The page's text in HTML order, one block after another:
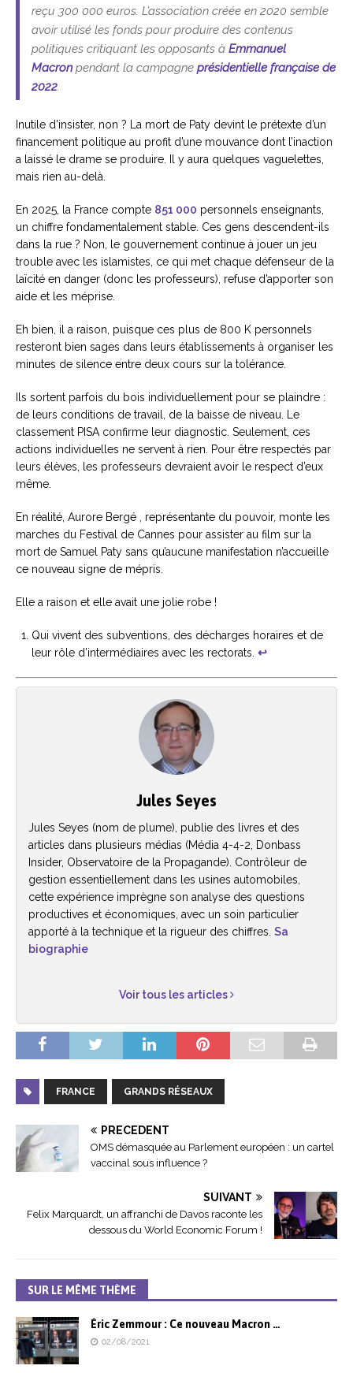
reçu 300 000 euros. L’association créée en 2020 semble
avoir utilisé les fonds pour produire des contenus
politiques critiquant les opposants à Emmanuel
Macronpendant la campagne présidentielle française de
2022.
Inutile d’insister, non ? La mort de Paty devint le prétexte d’un
financement politique au profit d’une mouvance dont l’inaction
a laissé le drame se produire. Il y aura quelques vaguelettes,
mais rien au-delà.
En 2025, la France compte 851 000 personnels enseignants,
un chiffre fondamentalement stable. Ces gens descendent-ils
dans la rue ? Non, le gouvernement continue à jouer un jeu
trouble avec les islamistes, ce qui met chaque défenseur de la
laïcité en danger (donc les professeurs), refuse d’apporter son
aide et les méprise.
Eh bien, il a raison, puisque ces plus de 800 K personnels
resteront bien sages dans leurs établissements à organiser les
minutes de silence entre deux cours sur la tolérance.
Ils sortent parfois du bois individuellement pour se plaindre :
de leurs conditions de travail, de la baisse de niveau. Le
classement PISA confirme leur diagnostic. Seulement, ces
actions individuelles ne servent à rien. Pour être respectés par
leurs élèves, les professeurs devraient avoir le respect d’eux
même.
En réalité, Aurore Bergé , représentante du pouvoir, monte les
marches du Festival de Cannes pour assister au film sur la
mort de Samuel Paty sans qu’aucune manifestation n’accueille
ce nouveau signe de mépris.
Elle a raison et elle avait une jolie robe !
Qui vivent des subventions, des décharges horaires et de
leur rôle d’intermédiaires avec les rectorats. ↩︎
Jules Seyes
Jules Seyes (nom de plume), publie des livres et des
articles dans plusieurs médias (Média 4-4-2, Donbass
Insider, Observatoire de la Propagande). Contrôleur de
gestion essentiellement dans les usines automobiles,
cette expérience imprègne son analyse des questions
productives et économiques, avec un soin particulier
apporté à la technique et la rigueur des chiffres. Sa
biographie
Voir tous les articles
FRANCE GRANDS RÉSEAUX
PRÉCÉDENT
OMS démasquée au Parlement européen : un cartel
vaccinal sous influence ?
SUIVANT
Felix Marquardt, un affranchi de Davos raconte les
dessous du World Economic Forum !
SUR LE MÊME THÈME
Éric Zemmour : Ce nouveau Macron …
02/08/2021